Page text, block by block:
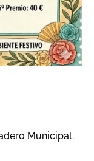
Municipal.